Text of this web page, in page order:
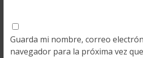
Guarda mi nombre, correo
navegador para la próxima vez